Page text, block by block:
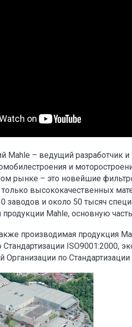
Mahle – ведущий разработчик
и
рынке – это новейшие
только высококачественных
заводов и около 50 тысяч
Mahle, основную
производимая продукция
ISO9001:2000,
по Стандартизации